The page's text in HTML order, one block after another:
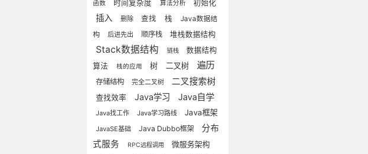
函数 时间复杂度 算法分析 初始化
插入 删除 查找 栈
Java数据结
构
后进先出 顺序栈 堆栈数据结构
Stack数据结构 链栈
数据结构
算法
栈的应用 树 二叉树 遍历
存储结构 完全二叉树 二叉搜索树
查找效率 Java学习 Java自学
Java找工作 Java学习路线 Java框架
JavaSE基础 Java Dubbo框架
分布
式服务
RPC远程调用
微服务架构